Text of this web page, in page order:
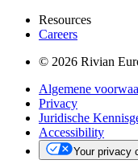
Resources
Careers
© 2026 Rivian
Algemene
Privacy
Juridische
Accessibility
Your privacy